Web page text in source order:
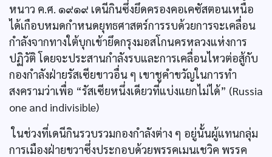
หนาว ค.ศ. ๑๙๑๙ เดนีกินซึ่งยึดครองคอเคซัสตอนเหนือ
ได้เกือบหมดกำหนดยุทธศาสตร์การรบด้วยการจะเคลื่อน
กำลังจากทางใต้บุกเข้ายึดกรุงมอสโกนครหลวงแห่งการ
ปฏิวัติ โดยจะประสานกำลังรบและการเคลื่อนไหวต่อสู้กับ
กองกำลังฝ่ายรัสเซียขาวอื่น ๆ เขาชูคำขวัญในการทำ
สงครามว่าเพื่อ “รัสเซียหนึ่งเดียวที่แบ่งแยกไม่ได้” (Russia
one and indivisible)
ในช่วงที่เดนีกินรวบรวมกองกำลังต่าง ๆ อยู่นั้นผู้แทนกลุ่ม
การเมืองฝ่ายขวาซึ่งประกอบด้วยพรรคเมนเชวิค พรรค